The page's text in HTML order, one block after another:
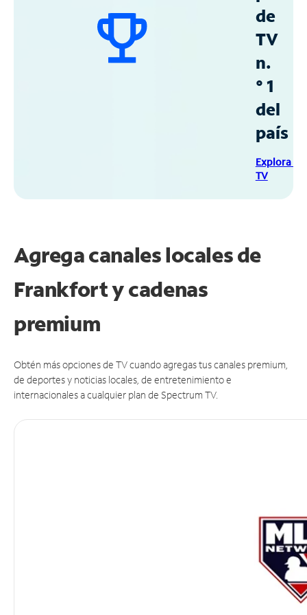
de
TV
n.
° 1
del
país
Explora
TV
Agrega canales locales de
Frankfort y cadenas
premium
Obtén más opciones de TV cuando agregas tus canales premium,
de deportes y noticias locales, de entretenimiento e
internacionales a cualquier plan de Spectrum TV.